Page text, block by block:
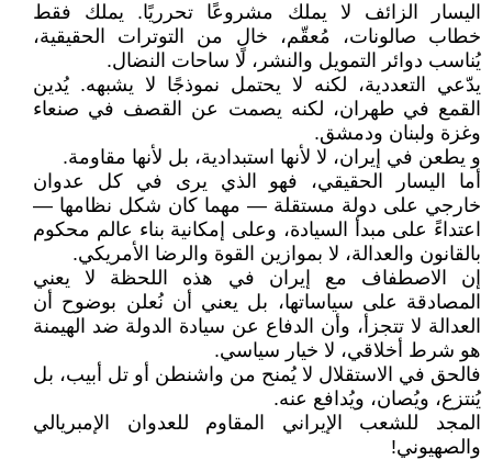
اليسار الزائف لا يملك مشروعًا تحرريًا. يملك فقط
خطاب صالونات، مُعقّم، خالٍ من التوترات الحقيقية،
يُناسب دوائر التمويل والنشر، لا ساحات النضال.
يدّعي التعددية، لكنه لا يحتمل نموذجًا لا يشبهه. يُدين
القمع في طهران، لكنه يصمت عن القصف في صنعاء
وغزة ولبنان ودمشق.
و يطعن في إيران، لا لأنها استبدادية، بل لأنها مقاومة.
أما اليسار الحقيقي، فهو الذي يرى في كل عدوان
خارجي على دولة مستقلة — مهما كان شكل نظامها —
اعتداءً على مبدأ السيادة، وعلى إمكانية بناء عالم محكوم
بالقانون والعدالة، لا بموازين القوة والرضا الأمريكي.
إن الاصطفاف مع إيران في هذه اللحظة لا يعني
المصادقة على سياساتها، بل يعني أن نُعلن بوضوح أن
العدالة لا تتجزأ، وأن الدفاع عن سيادة الدولة ضد الهيمنة
هو شرط أخلاقي، لا خيار سياسي.
فالحق في الاستقلال لا يُمنح من واشنطن أو تل أبيب، بل
يُنتزع، ويُصان، ويُدافع عنه.
المجد للشعب الإيراني المقاوم للعدوان الإمبريالي
والصهيوني!